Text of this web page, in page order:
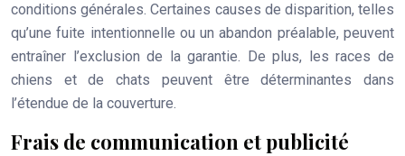
conditions générales. Certaines causes de disparition, telles
qu’une fuite intentionnelle ou un abandon préalable, peuvent
entraîner l’exclusion de la garantie. De plus, les races de
chiens et de chats peuvent être déterminantes dans
l’étendue de la couverture.
Frais de communication et publicité